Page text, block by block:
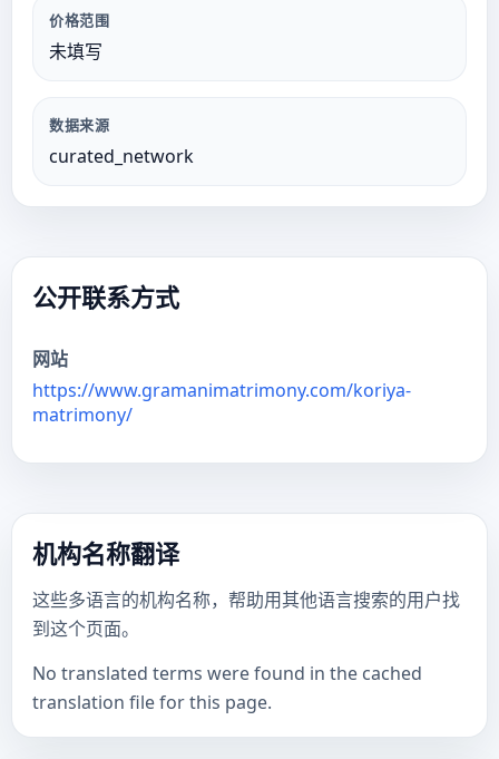
价格范围
未填写
数据来源
curated_network
公开联系方式
网站
https://www.gramanimatrimony.com/koriya-
matrimony/
机构名称翻译
这些多语言的机构名称，帮助用其他语言搜索的用户找
到这个页面。
No translated terms were found in the cached
translation file for this page.